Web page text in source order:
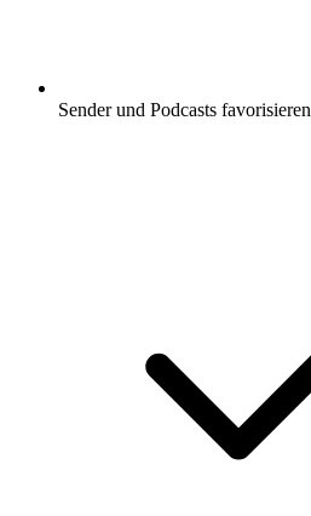
Sender und Podcasts favorisieren